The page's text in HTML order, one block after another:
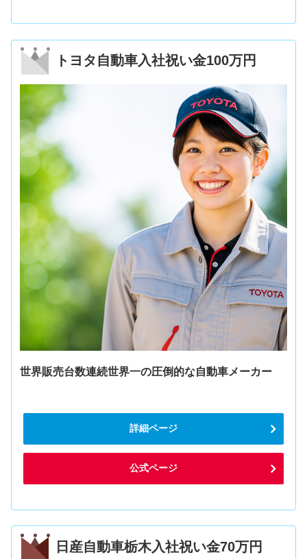
トヨタ自動車入社祝い金100万円
世界販売台数連続世界一の圧倒的な自動車メーカー
詳細ページ
公式ページ
日産自動車栃木入社祝い金70万円